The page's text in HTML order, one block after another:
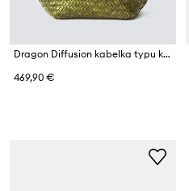
Dragon Diffusion kabelka typu košík dámska kožená
469,90 €